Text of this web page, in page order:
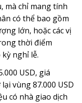
mà chỉ mang tính
có thể bao gồm
lớn, hoặc các vị
thời điểm
nghỉ lễ.
USD, giá
vùng 87.000 USD
có nhà giao dịch